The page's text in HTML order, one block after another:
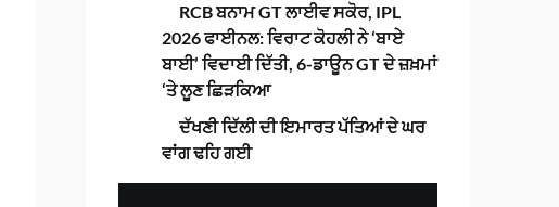
RCB ਬਨਾਮ GT ਲਾਈਵ ਸਕੋਰ, IPL
2026 ਫਾਈਨਲ: ਵਿਰਾਟ ਕੋਹਲੀ ਨੇ ‘ਬਾਏ
ਬਾਈ’ ਵਿਦਾਈ ਦਿੱਤੀ, 6-ਡਾਊਨ GT ਦੇ ਜ਼ਖ਼ਮਾਂ
‘ਤੇ ਲੂਣ ਛਿੜਕਿਆ
ਦੱਖਣੀ ਦਿੱਲੀ ਦੀ ਇਮਾਰਤ ਪੱਤਿਆਂ ਦੇ ਘਰ
ਵਾਂਗ ਢਹਿ ਗਈ